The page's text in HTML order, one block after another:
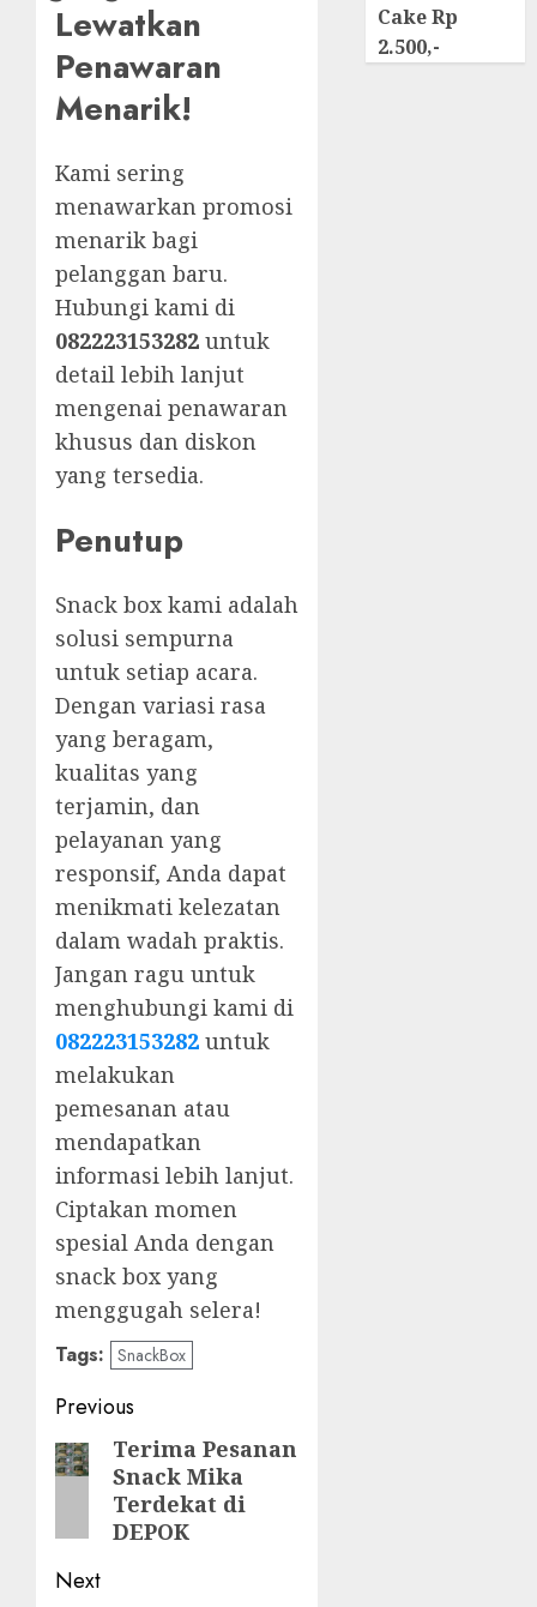
Lewatkan
Penawaran
Menarik!
Kami sering
menawarkan promosi
menarik bagi
pelanggan baru.
Hubungi kami di
082223153282 untuk
detail lebih lanjut
mengenai penawaran
khusus dan diskon
yang tersedia.
Penutup
Snack box kami adalah
solusi sempurna
untuk setiap acara.
Dengan variasi rasa
yang beragam,
kualitas yang
terjamin, dan
pelayanan yang
responsif, Anda dapat
menikmati kelezatan
dalam wadah praktis.
Jangan ragu untuk
menghubungi kami di
082223153282 untuk
melakukan
pemesanan atau
mendapatkan
informasi lebih lanjut.
Ciptakan momen
spesial Anda dengan
snack box yang
menggugah selera!
Tags: SnackBox
Post
navigation
Previous
Previous
post:
Terima Pesanan
Snack Mika
Terdekat di
DEPOK
Next
Cake Rp
2.500,-